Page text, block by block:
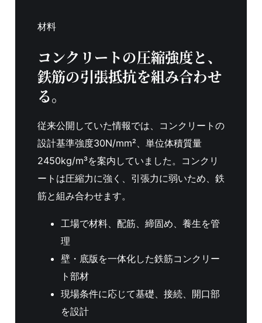
材料
コンクリートの圧縮強度と、
鉄筋の引張抵抗を組み合わせ
る。
従来公開していた情報では、コンクリートの
設計基準強度30N/mm²、単位体積質量
2450kg/m³を案内していました。コンクリ
ートは圧縮力に強く、引張力に弱いため、鉄
筋と組み合わせます。
工場で材料、配筋、締固め、養生を管
理
壁・底版を一体化した鉄筋コンクリー
ト部材
現場条件に応じて基礎、接続、開口部
を設計